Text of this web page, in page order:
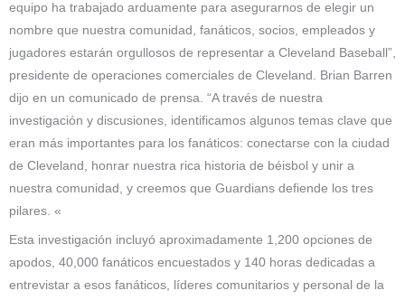
equipo ha trabajado arduamente para asegurarnos de elegir un
nombre que nuestra comunidad, fanáticos, socios, empleados y
jugadores estarán orgullosos de representar a Cleveland Baseball”,
presidente de operaciones comerciales de Cleveland. Brian Barren
dijo en un comunicado de prensa. “A través de nuestra
investigación y discusiones, identificamos algunos temas clave que
eran más importantes para los fanáticos: conectarse con la ciudad
de Cleveland, honrar nuestra rica historia de béisbol y unir a
nuestra comunidad, y creemos que Guardians defiende los tres
pilares. «
Esta investigación incluyó aproximadamente 1,200 opciones de
apodos, 40,000 fanáticos encuestados y 140 horas dedicadas a
entrevistar a esos fanáticos, líderes comunitarios y personal de la